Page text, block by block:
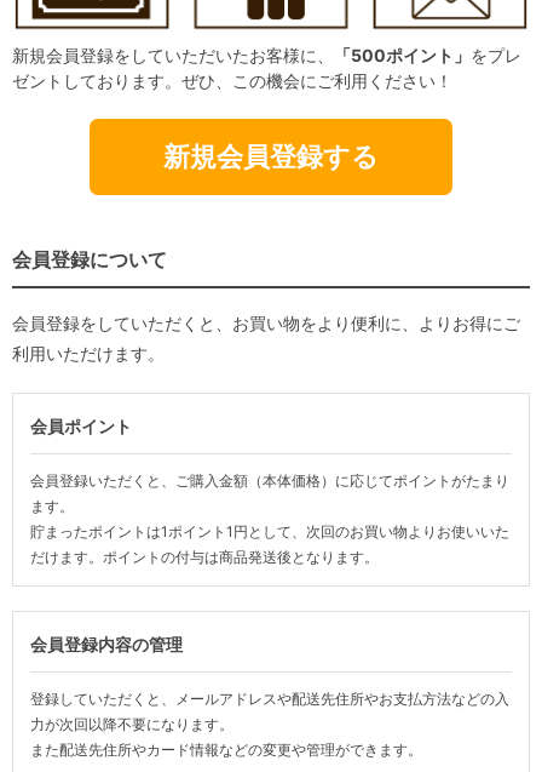
新規会員登録をしていただいたお客様に、 「500ポイント」 をプレ
ゼントしております。ぜひ、この機会にご利用ください！
新規会員登録する
会員登録について
会員登録をしていただくと、お買い物をより便利に、よりお得にご
利用いただけます。
会員ポイント
会員登録いただくと、ご購入金額（本体価格）に応じてポイントがたまり
ます。
貯まったポイントは1ポイント1円として、次回のお買い物よりお使いいた
だけます。ポイントの付与は商品発送後となります。
会員登録内容の管理
登録していただくと、メールアドレスや配送先住所やお支払方法などの入
力が次回以降不要になります。
また配送先住所やカード情報などの変更や管理ができます。